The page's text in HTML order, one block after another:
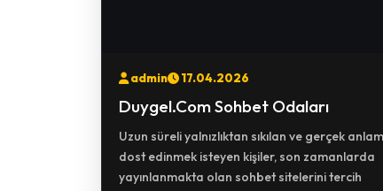
admin 17.04.2026
Duygel.Com Sohbet Odaları
Uzun süreli yalnızlıktan sıkılan ve gerçek
dost edinmek isteyen kişiler, son zamanlarda
yayınlanmakta olan sohbet sitelerini tercih